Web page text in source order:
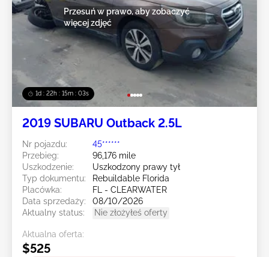
1d : 22h : 15m : 00s
Przesuń w prawo, aby zobaczyć
więcej zdjęć
2019 SUBARU Outback 2.5L
Nr pojazdu:
45******
Przebieg:
96,176 mile
Uszkodzenie:
Uszkodzony prawy tył
Typ dokumentu:
Rebuildable Florida
Placówka:
FL - CLEARWATER
Data sprzedaży:
08/10/2026
Aktualny status:
Nie złożyłeś oferty
Aktualna oferta:
$525